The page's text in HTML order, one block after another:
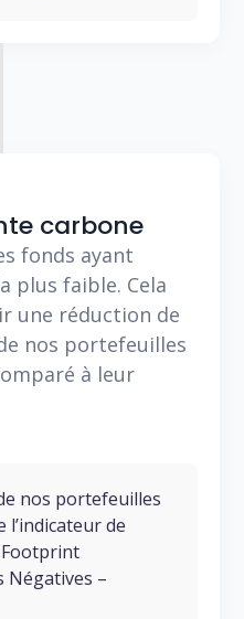
carbone
fonds ayant
plus faible. Cela
une réduction de
nos portefeuilles
à leur
nos portefeuilles
l’indicateur de
Négatives –